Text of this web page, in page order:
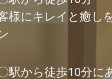
様にキレイと癒し
駅から徒歩10分に